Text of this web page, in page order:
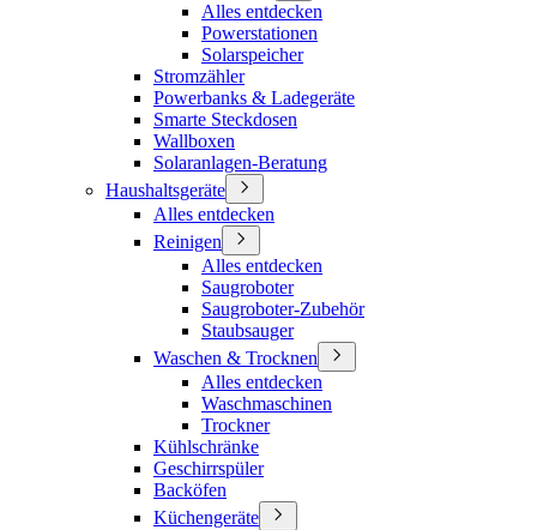
Alles entdecken
Powerstationen
Solarspeicher
Stromzähler
Powerbanks & Ladegeräte
Smarte Steckdosen
Wallboxen
Solaranlagen-Beratung
Haushaltsgeräte
Alles entdecken
Reinigen
Alles entdecken
Saugroboter
Saugroboter-Zubehör
Staubsauger
Waschen & Trocknen
Alles entdecken
Waschmaschinen
Trockner
Kühlschränke
Geschirrspüler
Backöfen
Küchengeräte